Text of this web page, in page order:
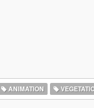
ANIMATION